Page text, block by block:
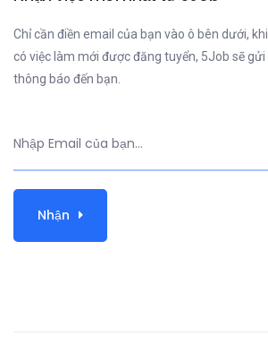
Chỉ cần điền email của bạn vào ô bên dưới, khi
có việc làm mới được đăng tuyển, 5Job sẽ gửi
thông báo đến bạn.
Nhận